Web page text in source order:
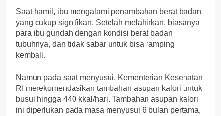
Saat hamil, ibu mengalami penambahan berat badan
yang cukup signifikan. Setelah melahirkan, biasanya
para ibu gundah dengan kondisi berat badan
tubuhnya, dan tidak sabar untuk bisa ramping
kembali.
Namun pada saat menyusui, Kementerian Kesehatan
RI merekomendasikan tambahan asupan kalori untuk
busui hingga 440 kkal/hari. Tambahan asupan kalori
ini diperlukan pada masa menyusui 6 bulan pertama,